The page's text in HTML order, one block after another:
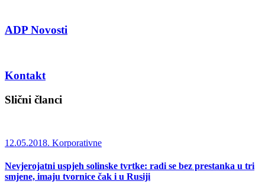
ADP Novosti
Kontakt
Slični članci
12.05.2018. Korporativne
Nevjerojatni uspjeh solinske tvrtke: radi se bez prestanka u tri
smjene, imaju tvornice čak i u Rusiji